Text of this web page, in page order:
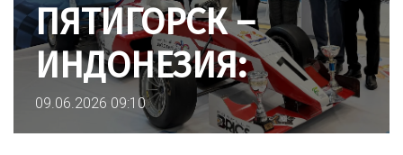
ПЯТИГОРСК –
ИНДОНЕЗИЯ:
09.06.2026 09:10